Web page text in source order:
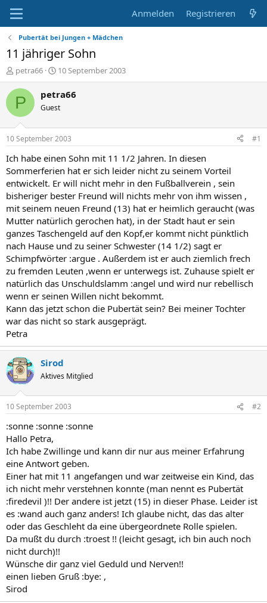
Anmelden Registrieren
Pubertät bei Jungen + Mädchen
11 jähriger Sohn
E
r
s
e
r
petra66
E
r
s
e
l
t
a
10 September 2003
P petra66
Guest
10 September 2003 #1
Ich habe einen Sohn mit 11 1/2 Jahren. In diesen
Sommerferien hat er sich leider nicht zu seinem Vorteil
entwickelt. Er will nicht mehr in den Fußballverein , sein
bisheriger bester Freund will nichts mehr von ihm wissen ,
mit seinem neuen Freund (13) hat er heimlich geraucht (was
Mutter natürlich gerochen hat), in der Stadt haut er sein
ganzes Taschengeld auf den Kopf,er kommt nicht pünktlich
nach Hause und zu seiner Schwester (14 1/2) sagt er
Schimpfwörter :argue . Außerdem ist er auch ziemlich frech
zu fremden Leuten ,wenn er unterwegs ist. Zuhause spielt er
natürlich das Unschuldslamm :angel und wird nur rebellisch
wenn er seinen Willen nicht bekommt.
Kann das jetzt schon die Pubertät sein? Bei meiner Tochter
war das nicht so stark ausgeprägt.
Petra
Sirod
Aktives Mitglied
10 September 2003 #2
:sonne :sonne :sonne
Hallo Petra,
Ich habe Zwillinge und kann dir nur aus meiner Erfahrung
eine Antwort geben.
Einer hat mit 11 angefangen und war zeitweise ein Kind, das
ich nicht mehr verstehnen konnte (man nennt es Pubertät
:firedevil )!! Der andere ist jetzt (15) in dieser Phase. Leider ist
es :wand auch ganz anders! Ich glaube nicht, das das alter
oder das Geschleht da eine übergeordnete Rolle spielen.
Da mußt du durch :troest !! (leicht gesagt, ich bin auch noch
nicht durch)!!
Wünsche dir ganz viel Geduld und Nerven!!
einen lieben Gruß :bye: ,
Sirod